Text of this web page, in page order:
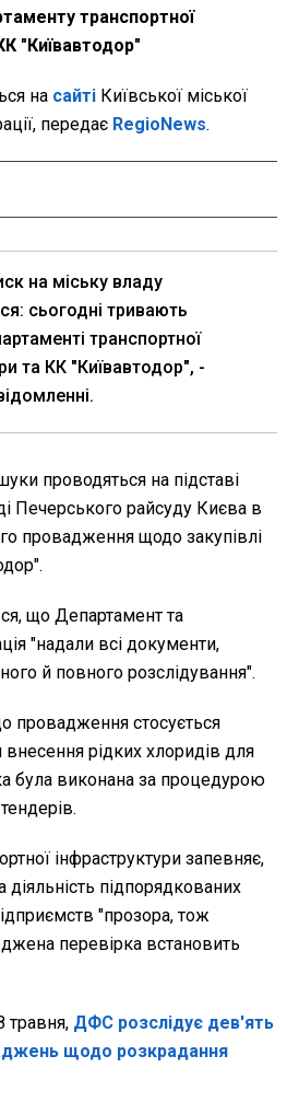
транспортної
"Київавтодор"
на сайті Київської міської
передає RegioNews.
на міську владу
сьогодні тривають
транспортної
та КК "Київавтодор", -
проводяться на підставі
Печерського райсуду Києва в
провадження щодо закупівлі
що Департамент та
"надали всі документи,
й повного розслідування".
стосується
рідких хлоридів для
була виконана за процедурою
інфраструктури запевняє,
діяльність підпорядкованих
"прозора, тож
перевірка встановить
травня, ДФС розслідує дев'ять
щодо розкрадання